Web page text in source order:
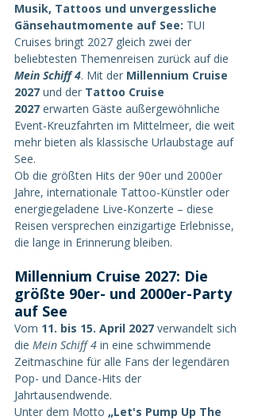
Musik, Tattoos und unvergessliche
Gänsehautmomente auf See: TUI
Cruises bringt 2027 gleich zwei der
beliebtesten Themenreisen zurück auf die
Mein Schiff 4. Mit der Millennium Cruise
2027 und der Tattoo Cruise
2027 erwarten Gäste außergewöhnliche
Event-Kreuzfahrten im Mittelmeer, die weit
mehr bieten als klassische Urlaubstage auf
See.
Ob die größten Hits der 90er und 2000er
Jahre, internationale Tattoo-Künstler oder
energiegeladene Live-Konzerte – diese
Reisen versprechen einzigartige Erlebnisse,
die lange in Erinnerung bleiben.
Millennium Cruise 2027: Die
größte 90er- und 2000er-Party
auf See
Vom 11. bis 15. April 2027 verwandelt sich
die Mein Schiff 4 in eine schwimmende
Zeitmaschine für alle Fans der legendären
Pop- und Dance-Hits der
Jahrtausendwende.
Unter dem Motto „Let's Pump Up The